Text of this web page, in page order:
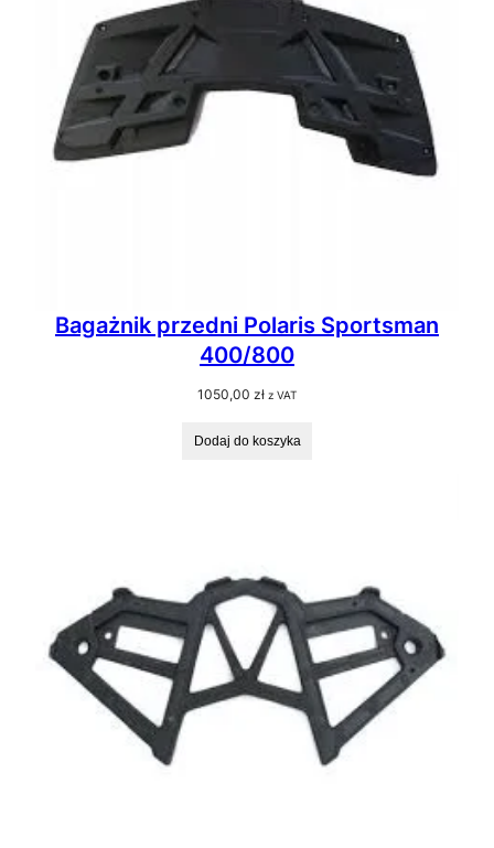
Bagażnik przedni Polaris Sportsman
400/800
1050,00 zł z VAT
Dodaj do koszyka